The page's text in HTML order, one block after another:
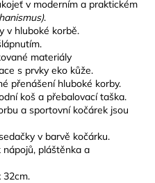
v moderním a praktickém
.
v hluboké korbě.
materiály
s prvky eko kůže.
přenášení hluboké korby.
koš a přebalovací taška.
a sportovní kočárek jsou
v barvě kočárku.
pláštěnka a
32cm.